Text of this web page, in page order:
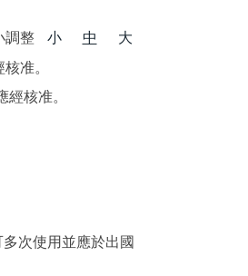
調整 小 中
大
准。
核准。
次使用並應於出國